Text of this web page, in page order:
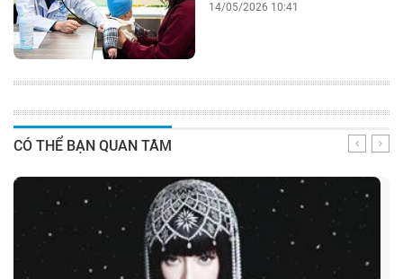
14/05/2026 10:41
CÓ THỂ BẠN QUAN TÂM